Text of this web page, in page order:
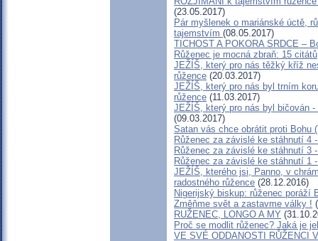
(23.05.2017)
Pár myšlenek o mariánské úctě,
tajemstvím (08.05.2017)
TICHOST A POKORA SRDCE –
Růženec je mocná zbraň: 15
JEŽÍŠ, který pro nás těžký kříž
růžence (20.03.2017)
JEŽÍŠ, který pro nás byl trním
růžence (11.03.2017)
JEŽÍŠ, který pro nás byl bičován
(09.03.2017)
Satan vás chce obrátit proti Bohu
Růženec za závislé ke stáhnutí 4
Růženec za závislé ke stáhnutí 3
Růženec za závislé ke stáhnutí 1
JEŽÍŠ, kterého jsi, Panno, v
radostného růžence (28.12.2016)
Nigerijský biskup: růženec poráží
Změňme svět a zastavme války !
RUŽENEC, LONGO A MY
Proč se modlit růženec? Jaká je
VE SVÉ ODDANOSTI RŮŽENCI